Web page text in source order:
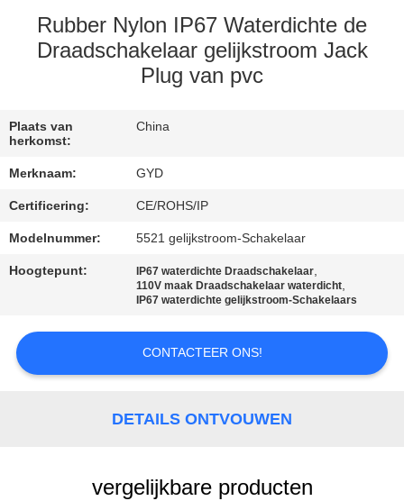
KWALITEITSCONTROLE
PRIVACY
Rubber Nylon IP67 Waterdichte de
Draadschakelaar gelijkstroom Jack
Plug van pvc
Plaats van
herkomst:
China
Merknaam: GYD
Certificering: CE/ROHS/IP
Modelnummer: 5521 gelijkstroom-Schakelaar
Hoogtepunt: IP67 waterdichte Draadschakelaar,
110V maak Draadschakelaar waterdicht,
IP67 waterdichte gelijkstroom-Schakelaars
CONTACTEER ONS!
DETAILS ONTVOUWEN
vergelijkbare producten